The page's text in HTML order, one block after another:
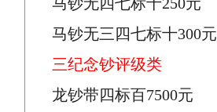
马钞无三四七标十300元
三纪念钞评级类
龙钞带四标百7500元